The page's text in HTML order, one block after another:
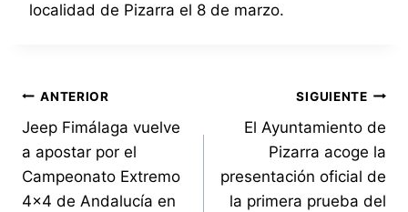
localidad de Pizarra el 8 de marzo.
Navegación
de
entradas
ANTERIOR
Jeep Fimálaga vuelve
a apostar por el
Campeonato Extremo
4×4 de Andalucía en
SIGUIENTE
El Ayuntamiento de
Pizarra acoge la
presentación oficial de
la primera prueba del